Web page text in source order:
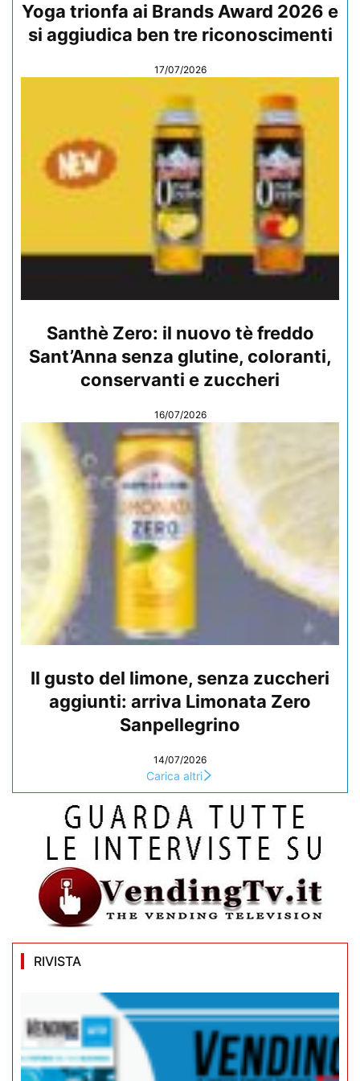
Yoga trionfa ai Brands Award 2026 e
si aggiudica ben tre riconoscimenti
17/07/2026
Santhè Zero: il nuovo tè freddo
Sant’Anna senza glutine, coloranti,
conservanti e zuccheri
16/07/2026
Il gusto del limone, senza zuccheri
aggiunti: arriva Limonata Zero
Sanpellegrino
14/07/2026
Carica altri
RIVISTA